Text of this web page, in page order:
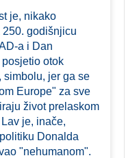
je, nikako
godišnjicu
a i Dan
otok
simbolu, jer ga se
Europe" za sve
život prelaskom
je, inače,
Donalda
"nehumanom".